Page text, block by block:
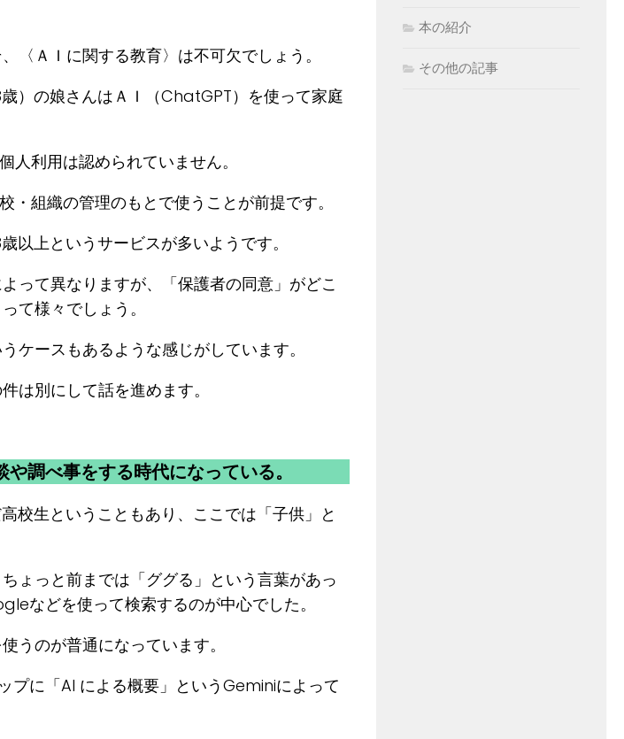
〈ＡＩに関する教育〉は不可欠でしょう。
）の娘さんはＡＩ（ChatGPT）を使って家庭
人利用は認められていません。
・組織の管理のもとで使うことが前提です。
以上というサービスが多いようです。
って異なりますが、「保護者の同意」がどこ
て様々でしょう。
ケースもあるような感じがしています。
は別にして話を進めます。
調べ事をする時代になっている。
校生ということもあり、ここでは「子供」と
ょっと前までは「ググる」という言葉があっ
などを使って検索するのが中心でした。
うのが普通になっています。
プに「AI による概要」というGeminiによって
本の紹介
その他の記事